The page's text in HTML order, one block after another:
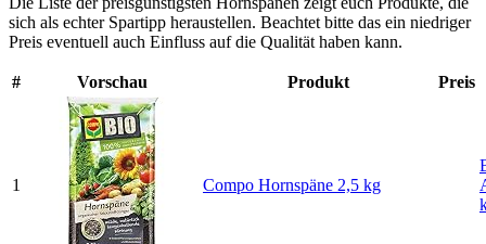
sich als echter Spartipp heraustellen. Beachtet bitte das ein niedriger
Preis eventuell auch Einfluss auf die Qualität haben kann.
# Vorschau Produkt Preis
1 Compo Hornspäne 2,5 kg